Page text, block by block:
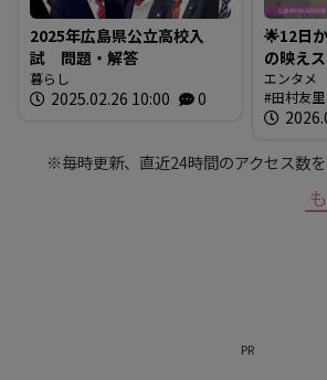
2025年広島県公立高校入
試 問題・解答
暮らし
2025.02.26 10:00 0
🌟12日
の映え
SHIRO」
❗【
エンタメ
田村友里
紀
新本
※毎時更新、直近24時間のアクセス数を
PR